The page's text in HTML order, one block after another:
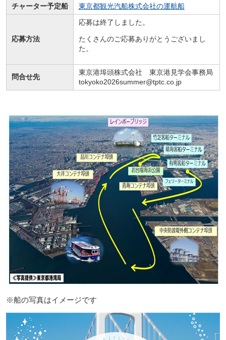
チャーター予定船
東京都観光汽船株式会社の運航船
応募方法
応募は終了しました。
たくさんのご応募ありがとうございまし
た。
問合せ先
東京港埠頭株式会社 東京港見学会事務局
tokyoko2026summer@tptc.co.jp
※船の写真はイメージです